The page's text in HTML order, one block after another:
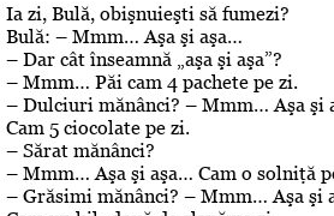
Ia zi, Bulă, obişnuieşti să fumezi?
Bulă: – Mmm… Aşa şi aşa…
– Dar cât înseamnă „aşa şi aşa”?
– Mmm… Păi cam 4 pachete pe zi.
– Dulciuri mănânci? – Mmm… Aşa şi
Cam 5 ciocolate pe zi.
– Sărat mănânci?
– Mmm… Aşa şi aşa… Cam o solniţă
– Grăsimi mănânci? – Mmm… Aşa şi